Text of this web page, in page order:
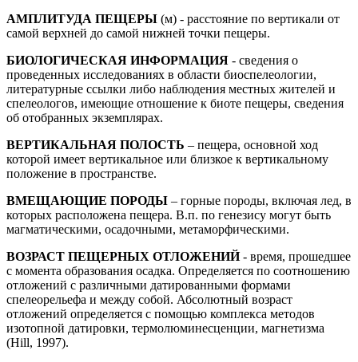
АМПЛИТУДА ПЕЩЕРЫ (м) - расстояние по вертикали от
самой верхней до самой нижней точки пещеры.
БИОЛОГИЧЕСКАЯ ИНФОРМАЦИЯ - сведения о
проведенных исследованиях в области биоспелеологии,
литературные ссылки либо наблюдения местных жителей и
спелеологов, имеющие отношение к биоте пещеры, сведения
об отобранных экземплярах.
ВЕРТИКАЛЬНАЯ ПОЛОСТЬ – пещера, основной ход
которой имеет вертикальное или близкое к вертикальному
положение в пространстве.
ВМЕЩАЮЩИЕ ПОРОДЫ – горные породы, включая лед, в
которых расположена пещера. В.п. по генезису могут быть
магматическими, осадочными, метаморфическими.
ВОЗРАСТ ПЕЩЕРНЫХ ОТЛОЖЕНИЙ- время, прошедшее
с момента образования осадка. Определяется по соотношению
отложений с различными датированными формами
спелеорельефа и между собой. Абсолютный возраст
отложений определяется с помощью комплекса методов
изотопной датировки, термолюминесценции, магнетизма
(Hill, 1997).